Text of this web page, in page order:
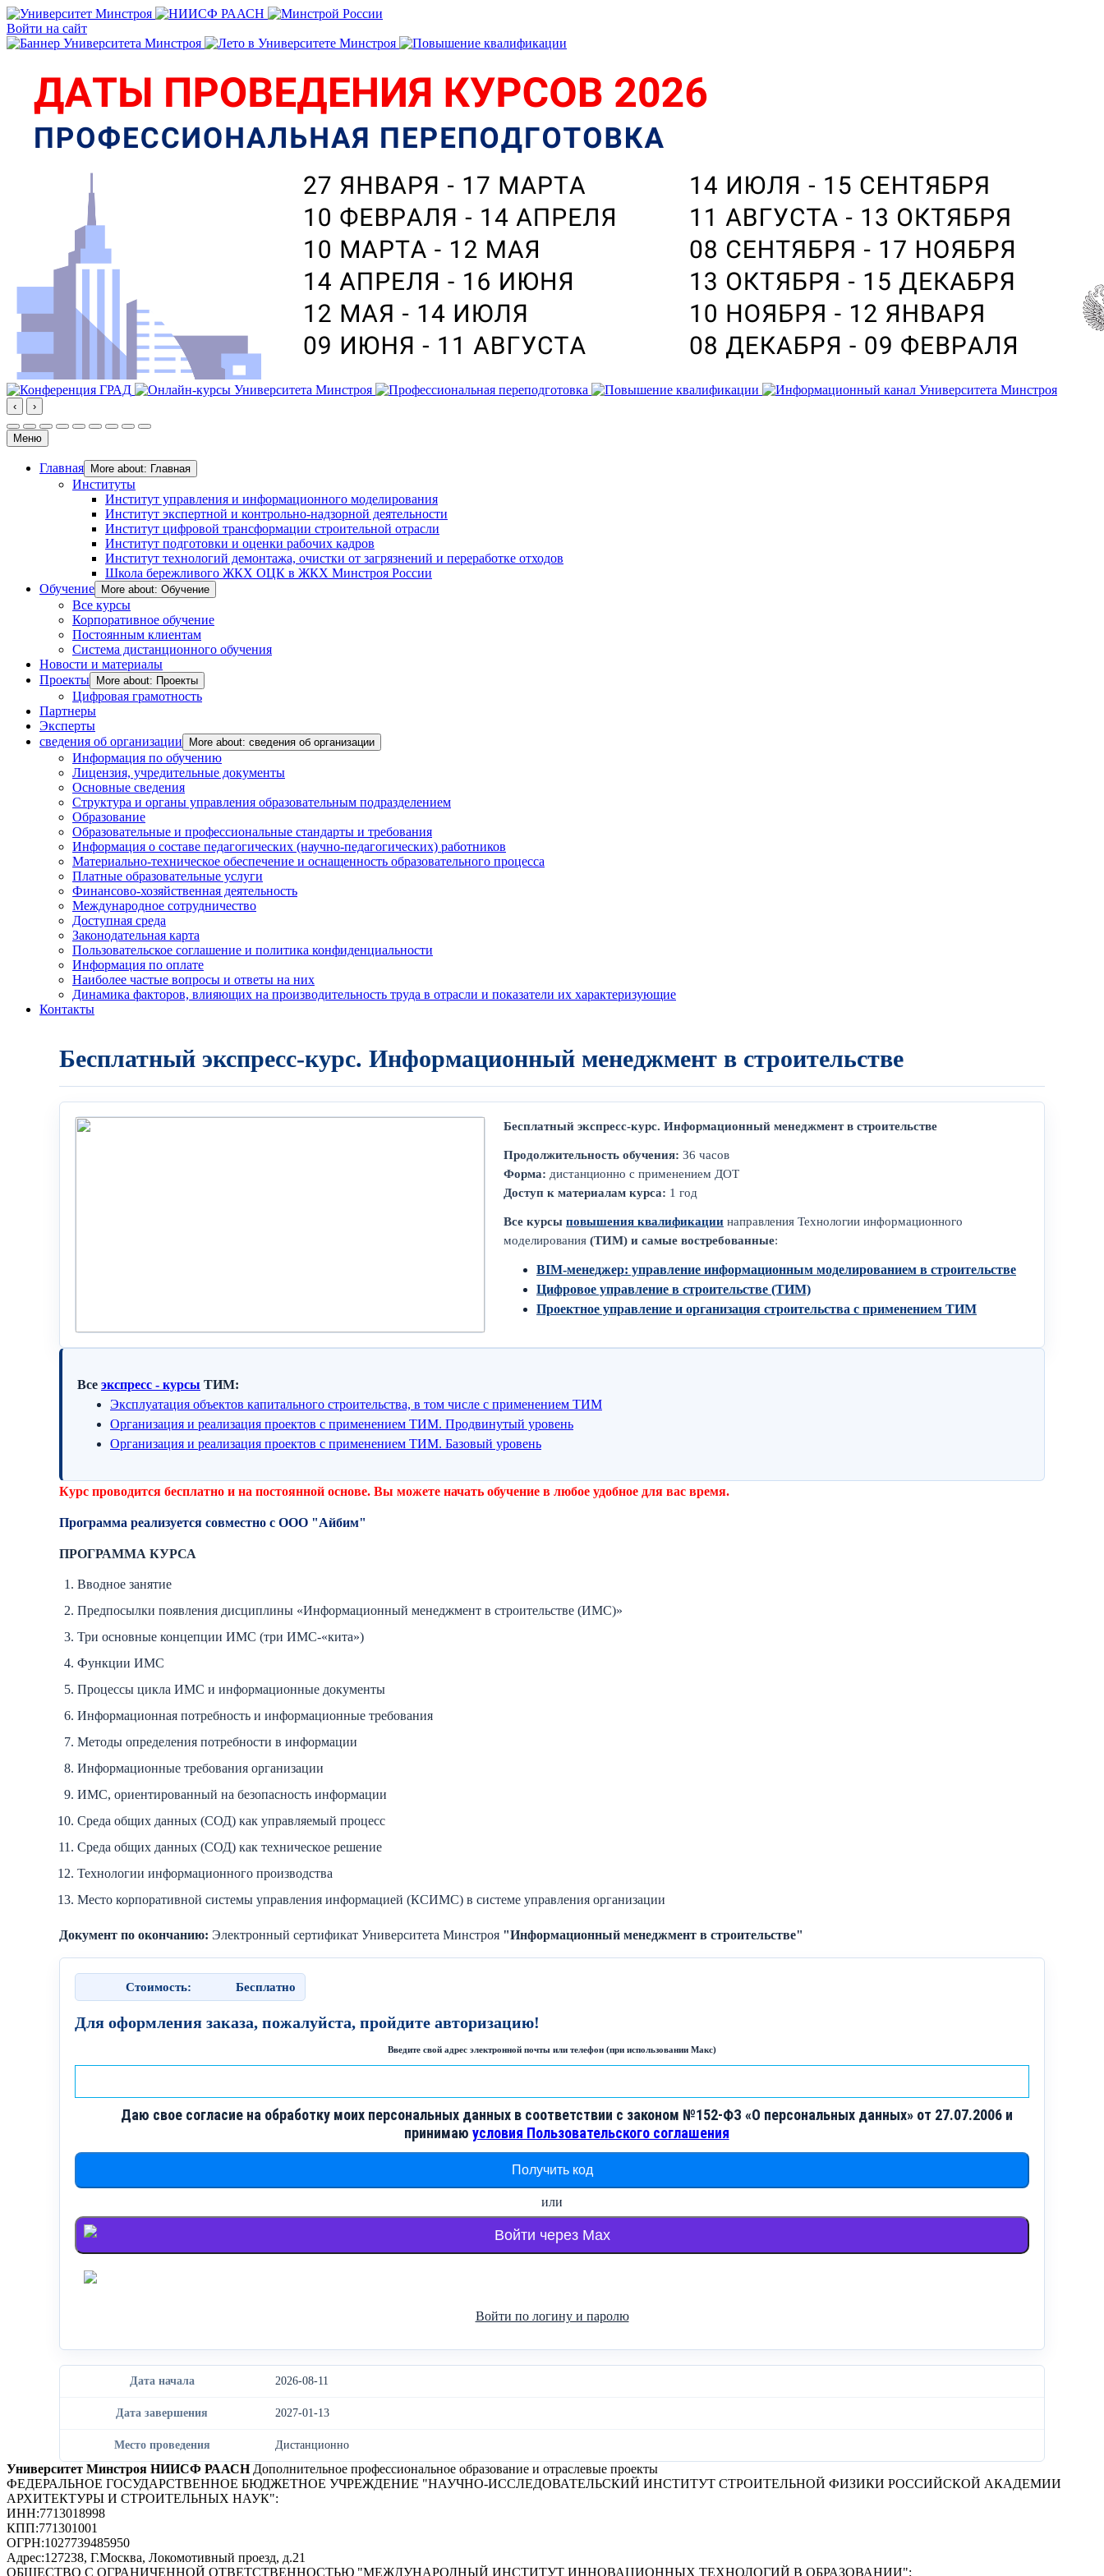
Войти на сайт
‹ ›
Меню
Главная More about: Главная
Институты
Институт управления и информационного моделирования
Институт экспертной и контрольно-надзорной деятельности
Институт цифровой трансформации строительной отрасли
Институт подготовки и оценки рабочих кадров
Институт технологий демонтажа, очистки от загрязнений и переработке отходов
Школа бережливого ЖКХ ОЦК в ЖКХ Минстроя России
Обучение
More about: Обучение
Все курсы
Корпоративное обучение
Постоянным клиентам
Система дистанционного обучения
Новости и материалы
Проекты
More about: Проекты
Цифровая грамотность
Партнеры
Эксперты
сведения об организации
More about: сведения об организации
Информация по обучению
Лицензия, учредительные документы
Основные сведения
Структура и органы управления образовательным подразделением
Образование
Образовательные и профессиональные стандарты и требования
Информация о составе педагогических (научно-педагогических) работников
Материально-техническое обеспечение и оснащенность образовательного процесса
Платные образовательные услуги
Финансово-хозяйственная деятельность
Международное сотрудничество
Доступная среда
Законодательная карта
Пользовательское соглашение и политика конфиденциальности
Информация по оплате
Наиболее частые вопросы и ответы на них
Динамика факторов, влияющих на производительность труда в отрасли и показатели их характеризующие
Контакты
Бесплатный экспресс-курс. Информационный менеджмент в строительстве
Бесплатный экспресс-курс. Информационный менеджмент в строительстве
Продолжительность обучения: 36 часов
Форма: дистанционно с применением ДОТ
Доступ к материалам курса: 1 год
Все курсы повышения квалификации направления Технологии информационного
моделирования (ТИМ) и самые востребованные:
BIM-менеджер: управление информационным моделированием в строительстве
Цифровое управление в строительстве (ТИМ)
Проектное управление и организация строительства с применением ТИМ
Все экспресс - курсы ТИМ:
Эксплуатация объектов капитального строительства, в том числе с применением ТИМ
Организация и реализация проектов с применением ТИМ. Продвинутый уровень
Организация и реализация проектов с применением ТИМ. Базовый уровень
Стоимость: Бесплатно
Для оформления заказа, пожалуйста, пройдите авторизацию!
Введите свой адрес электронной почты или телефон (при использовании Макс)
Даю свое согласие на обработку моих персональных данных в соответствии с законом №152-ФЗ «О персональных данных» от 27.07.2006 и
принимаю условия Пользовательского соглашения
или
Войти через Max
Войти через Яндекс
Войти по логину и паролю
Курс проводится бесплатно и на постоянной основе. Вы можете начать обучение в любое удобное для вас время.
Программа реализуется совместно с ООО "Айбим"
ПРОГРАММА КУРСА
Вводное занятие
Предпосылки появления дисциплины «Информационный менеджмент в строительстве (ИМС)»
Три основные концепции ИМС (три ИМС-«кита»)
Функции ИМС
Процессы цикла ИМС и информационные документы
Информационная потребность и информационные требования
Методы определения потребности в информации
Информационные требования организации
ИМС, ориентированный на безопасность информации
Среда общих данных (СОД) как управляемый процесс
Среда общих данных (СОД) как техническое решение
Технологии информационного производства
Место корпоративной системы управления информацией (КСИМС) в системе управления организации
Документ по окончанию: Электронный сертификат Университета Минстроя "Информационный менеджмент в строительстве"
Дата начала 2026-08-11
Дата завершения 2027-01-13
Место проведения Дистанционно
Университет Минстроя НИИСФ РААСН Дополнительное профессиональное образование и отраслевые проекты
ФЕДЕРАЛЬНОЕ ГОСУДАРСТВЕННОЕ БЮДЖЕТНОЕ УЧРЕЖДЕНИЕ "НАУЧНО-ИССЛЕДОВАТЕЛЬСКИЙ ИНСТИТУТ СТРОИТЕЛЬНОЙ ФИЗИКИ РОССИЙСКОЙ АКАДЕМИИ
АРХИТЕКТУРЫ И СТРОИТЕЛЬНЫХ НАУК":
ИНН:7713018998
КПП:771301001
ОГРН:1027739485950
Адрес:127238, Г.Москва, Локомотивный проезд, д.21
ОБЩЕСТВО С ОГРАНИЧЕННОЙ ОТВЕТСТВЕННОСТЬЮ "МЕЖДУНАРОДНЫЙ ИНСТИТУТ ИННОВАЦИОННЫХ ТЕХНОЛОГИЙ В ОБРАЗОВАНИИ":